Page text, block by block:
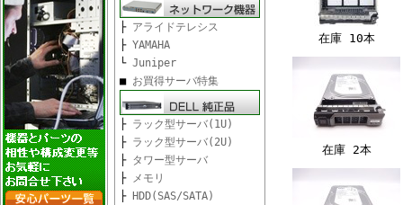
├ アライドテレシス
├ YAMAHA
└ Juniper
■ お買得サーバ特集
├ ラック型サーバ(1U)
├ ラック型サーバ(2U)
├ タワー型サーバ
├ メモリ
├ HDD(SAS/SATA)
在庫 10本
在庫 2本